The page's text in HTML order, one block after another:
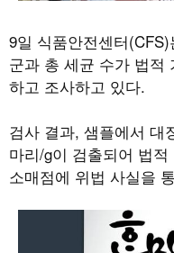
9일 식품안전센터(CFS)
군과 총 세균 수가 법적
하고 조사하고 있다.
검사 결과, 샘플에서 대
마리/g이 검출되어 법
소매점에 위법 사실을